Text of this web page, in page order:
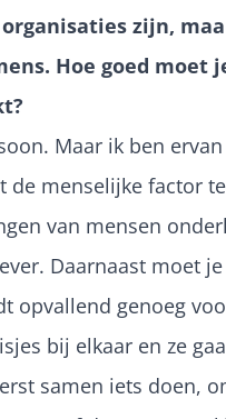
zijn,
Hoe goed moet
Maar ik ben
de menselijke factor
van mensen
Daarnaast moet
opvallend genoeg
bij elkaar en ze
samen iets doen,